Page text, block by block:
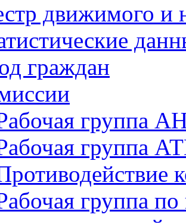
движимого и
граждан
группа
группа
группа